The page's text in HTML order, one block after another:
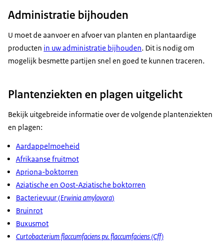
Administratie bijhouden
U moet de aanvoer en afvoer van planten en plantaardige
producten in uw administratie bijhouden. Dit is nodig om
mogelijk besmette partijen snel en goed te kunnen traceren.
Plantenziekten en plagen uitgelicht
Bekijk uitgebreide informatie over de volgende plantenziekten
en plagen:
Aardappelmoeheid
Afrikaanse fruitmot
Apriona-boktorren
Aziatische en Oost-Aziatische boktorren
Bacterievuur (Erwinia amylovora)
Bruinrot
Buxusmot
Curtobacterium flaccumfaciens pv. flaccumfaciens (Cff)